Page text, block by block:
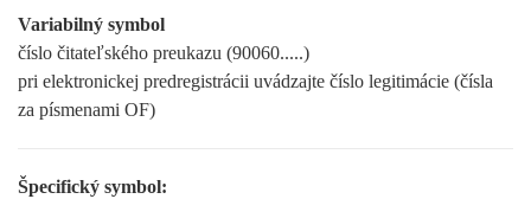
Variabilný symbol
číslo čitateľského preukazu (90060.....)
pri elektronickej predregistrácii uvádzajte číslo legitimácie (čísla
za písmenami OF)
Špecifický symbol: